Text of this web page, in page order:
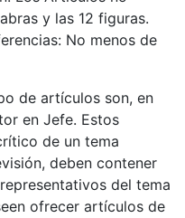
y las 12 figuras.
No menos de
de artículos son, en
en Jefe. Estos
de un tema
deben contener
del tema
ofrecer artículos de